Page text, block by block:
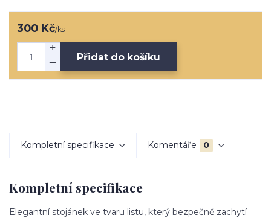
300 Kč/ks
Přidat do košíku
Kompletní specifikace Komentáře 0
Kompletní specifikace
Elegantní stojánek ve tvaru listu, který bezpečně zachytí